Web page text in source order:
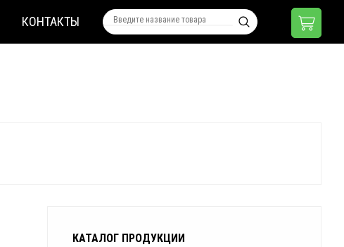
КОНТАКТЫ
КАТАЛОГ ПРОДУКЦИИ